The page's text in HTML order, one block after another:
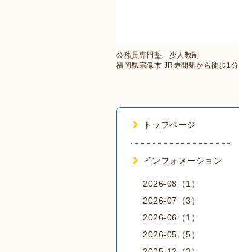
公務員専門塾 少人数制
福岡県宗像市 JR赤間駅から徒歩1分
トップページ
インフォメーション
2026-08（1）
2026-07（3）
2026-06（1）
2026-05（5）